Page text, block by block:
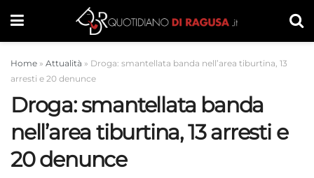
Home » Attualità » Droga: smantellata banda nell’area tiburtina, 13
arresti e 20 denunce
Droga: smantellata banda
nell’area tiburtina, 13 arresti e
20 denunce